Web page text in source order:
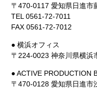
〒470-0117 愛知県日進市
TEL 0561-72-7011
FAX 0561-72-7012
● 横浜オフィス
〒224-0023 神奈川県横浜
● ACTIVE PRODUCTION
〒470-0128 愛知県日進市